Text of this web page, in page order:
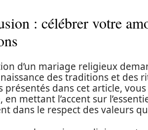
: célébrer votre
d’un mariage religieux
des traditions et des
présentés dans cet article,
en mettant l’accent sur
dans le respect des valeurs